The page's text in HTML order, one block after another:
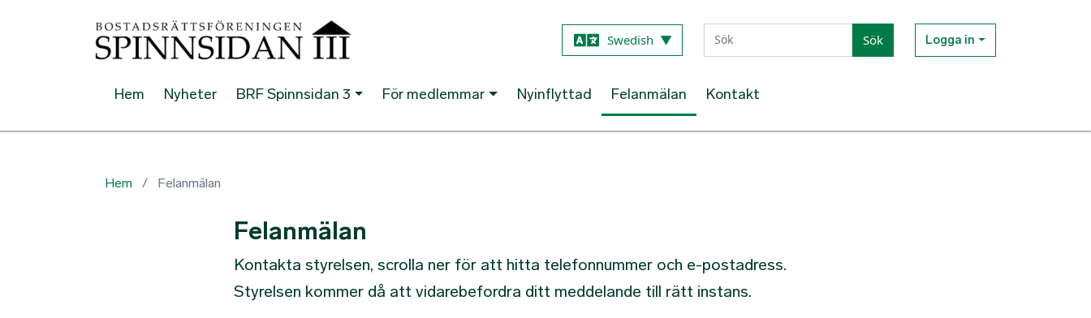
Swedish ▼ Sök Logga in
Hem Nyheter BRF Spinnsidan 3 För medlemmar Nyinflyttad Felanmälan Kontakt
Hem Felanmälan
Felanmälan
Kontakta styrelsen, scrolla ner för att hitta telefonnummer och e-postadress.
Styrelsen kommer då att vidarebefordra ditt meddelande till rätt instans.